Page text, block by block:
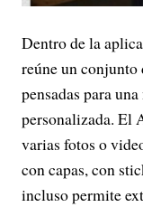
Dentro de la
reúne un
pensadas para
personalizada. El
varias fotos o
con capas, con
incluso permite